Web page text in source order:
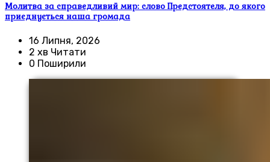
Молитва за справедливий мир: слово Предстоятеля, до якого
приєднується наша громада
16 Липня, 2026
2 хв Читати
0 Поширили